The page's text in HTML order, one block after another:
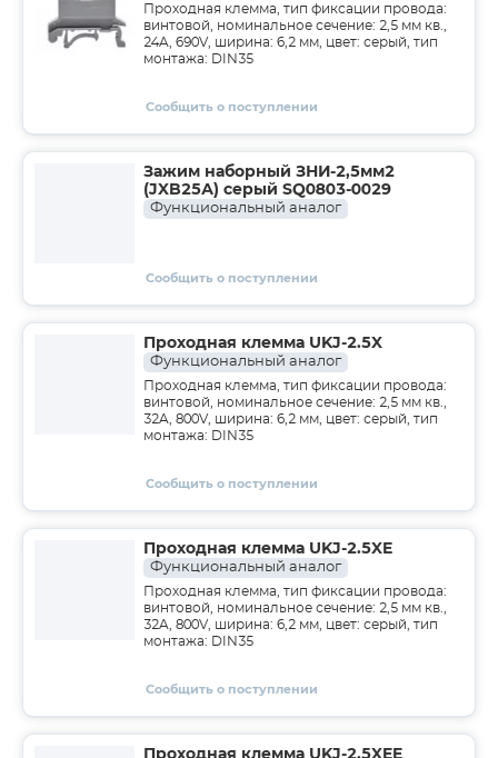
Проходная клемма, тип фиксации провода:
винтовой, номинальное сечение: 2,5 мм кв.,
24A, 690V, ширина: 6,2 мм, цвет: серый, тип
монтажа: DIN35
Сообщить о поступлении
Зажим наборный ЗНИ-2,5мм2
(JXB25А) серый SQ0803-0029
Функциональный аналог
Сообщить о поступлении
Проходная клемма UKJ-2.5X
Функциональный аналог
Проходная клемма, тип фиксации провода:
винтовой, номинальное сечение: 2,5 мм кв.,
32A, 800V, ширина: 6,2 мм, цвет: серый, тип
монтажа: DIN35
Сообщить о поступлении
Проходная клемма UKJ-2.5XE
Функциональный аналог
Проходная клемма, тип фиксации провода:
винтовой, номинальное сечение: 2,5 мм кв.,
32A, 800V, ширина: 6,2 мм, цвет: серый, тип
монтажа: DIN35
Сообщить о поступлении
Проходная клемма UKJ-2.5XEE